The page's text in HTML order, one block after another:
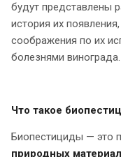
будут представлены
история их
соображения по их
болезнями винограда.
Что такое
Биопестициды — это
природных